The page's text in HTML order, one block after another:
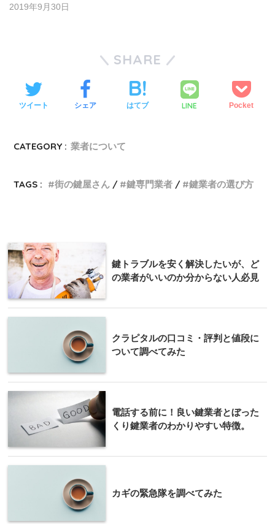
2019年9月30日
SHARE
ツイート シェア はてブ LINE Pocket
CATEGORY : 業者について
TAGS : 街の鍵屋さん 鍵専門業者 鍵業者の選び方
鍵トラブルを安く解決したいが、ど
の業者がいいのか分からない人必見
クラピタルの口コミ・評判と値段に
ついて調べてみた
電話する前に！良い鍵業者とぼった
くり鍵業者のわかりやすい特徴。
カギの緊急隊を調べてみた